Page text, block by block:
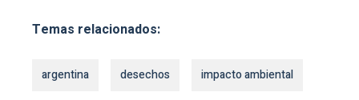
Temas relacionados:
argentina desechos impacto ambiental